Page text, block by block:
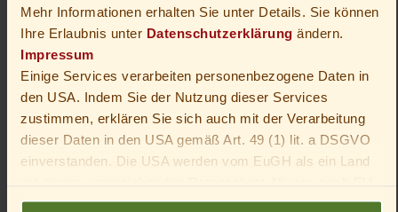
Mehr Informationen erhalten Sie unter Details. Sie können
Ihre Erlaubnis unter Datenschutzerklärung ändern.
Impressum
Einige Services verarbeiten personenbezogene Daten in
den USA. Indem Sie der Nutzung dieser Services
zustimmen, erklären Sie sich auch mit der Verarbeitung
dieser Daten in den USA gemäß Art. 49 (1) lit. a DSGVO
einverstanden. Die USA werden vom EuGH als ein Land
Standards angesehen. Insbesondere besteht das Risiko,
von Ihrem Hotel in Oberhof entfernt.